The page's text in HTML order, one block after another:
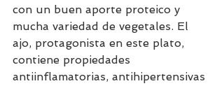
con un buen aporte proteico y
mucha variedad de vegetales. El
ajo, protagonista en este plato,
contiene propiedades
antiinflamatorias, antihipertensivas